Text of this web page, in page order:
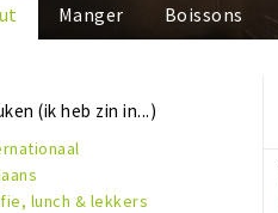
Manger Boissons
(ik heb zin in...)
lunch & lekkers